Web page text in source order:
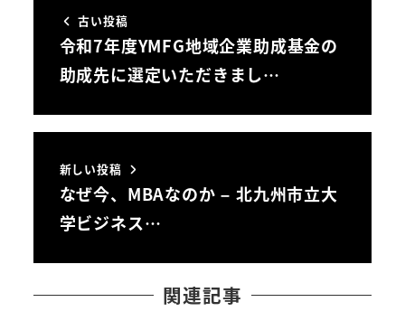
古い投稿
令和7年度YMFG地域企業助成基金の
助成先に選定いただきまし…
新しい投稿
なぜ今、MBAなのか – 北九州市立大
学ビジネス…
関連記事